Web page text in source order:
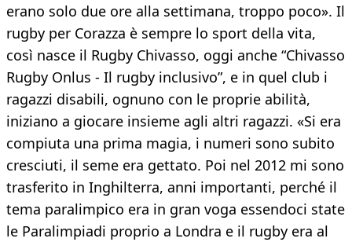
erano solo due ore alla settimana, troppo poco». Il
rugby per Corazza è sempre lo sport della vita,
così nasce il Rugby Chivasso, oggi anche “Chivasso
Rugby Onlus - Il rugby inclusivo”, e in quel club i
ragazzi disabili, ognuno con le proprie abilità,
iniziano a giocare insieme agli altri ragazzi. «Si era
compiuta una prima magia, i numeri sono subito
cresciuti, il seme era gettato. Poi nel 2012 mi sono
trasferito in Inghilterra, anni importanti, perché il
tema paralimpico era in gran voga essendoci state
le Paralimpiadi proprio a Londra e il rugby era al